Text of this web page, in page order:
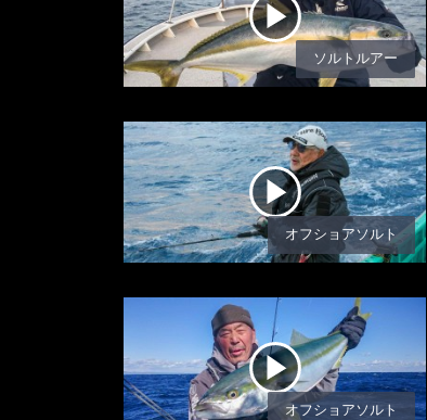
ソルトルアー
オフショアソルト
オフショアソルト